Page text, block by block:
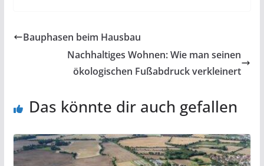
Bauphasen beim Hausbau
Nachhaltiges Wohnen: Wie man seinen
ökologischen Fußabdruck verkleinert
Das könnte dir auch gefallen